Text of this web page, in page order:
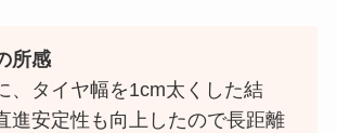
所感
、タイヤ幅を1cm太くした結
進安定性も向上したので長距離